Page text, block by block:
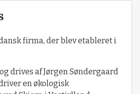
firma, der blev etableret i
drives af Jørgen Søndergaard
en økologisk